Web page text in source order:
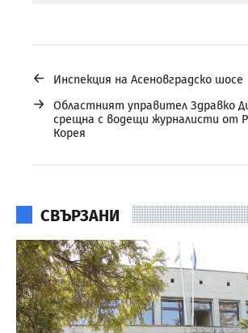
← Инспекция на Асеновградско шосе
→
Областният управител Здравко
срещна с водещи журналисти от
Корея
СВЪРЗАНИ